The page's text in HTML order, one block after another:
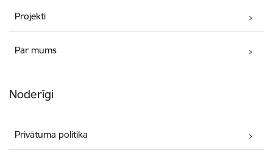
Projekti
Par mums
Noderīgi
Privātuma politika